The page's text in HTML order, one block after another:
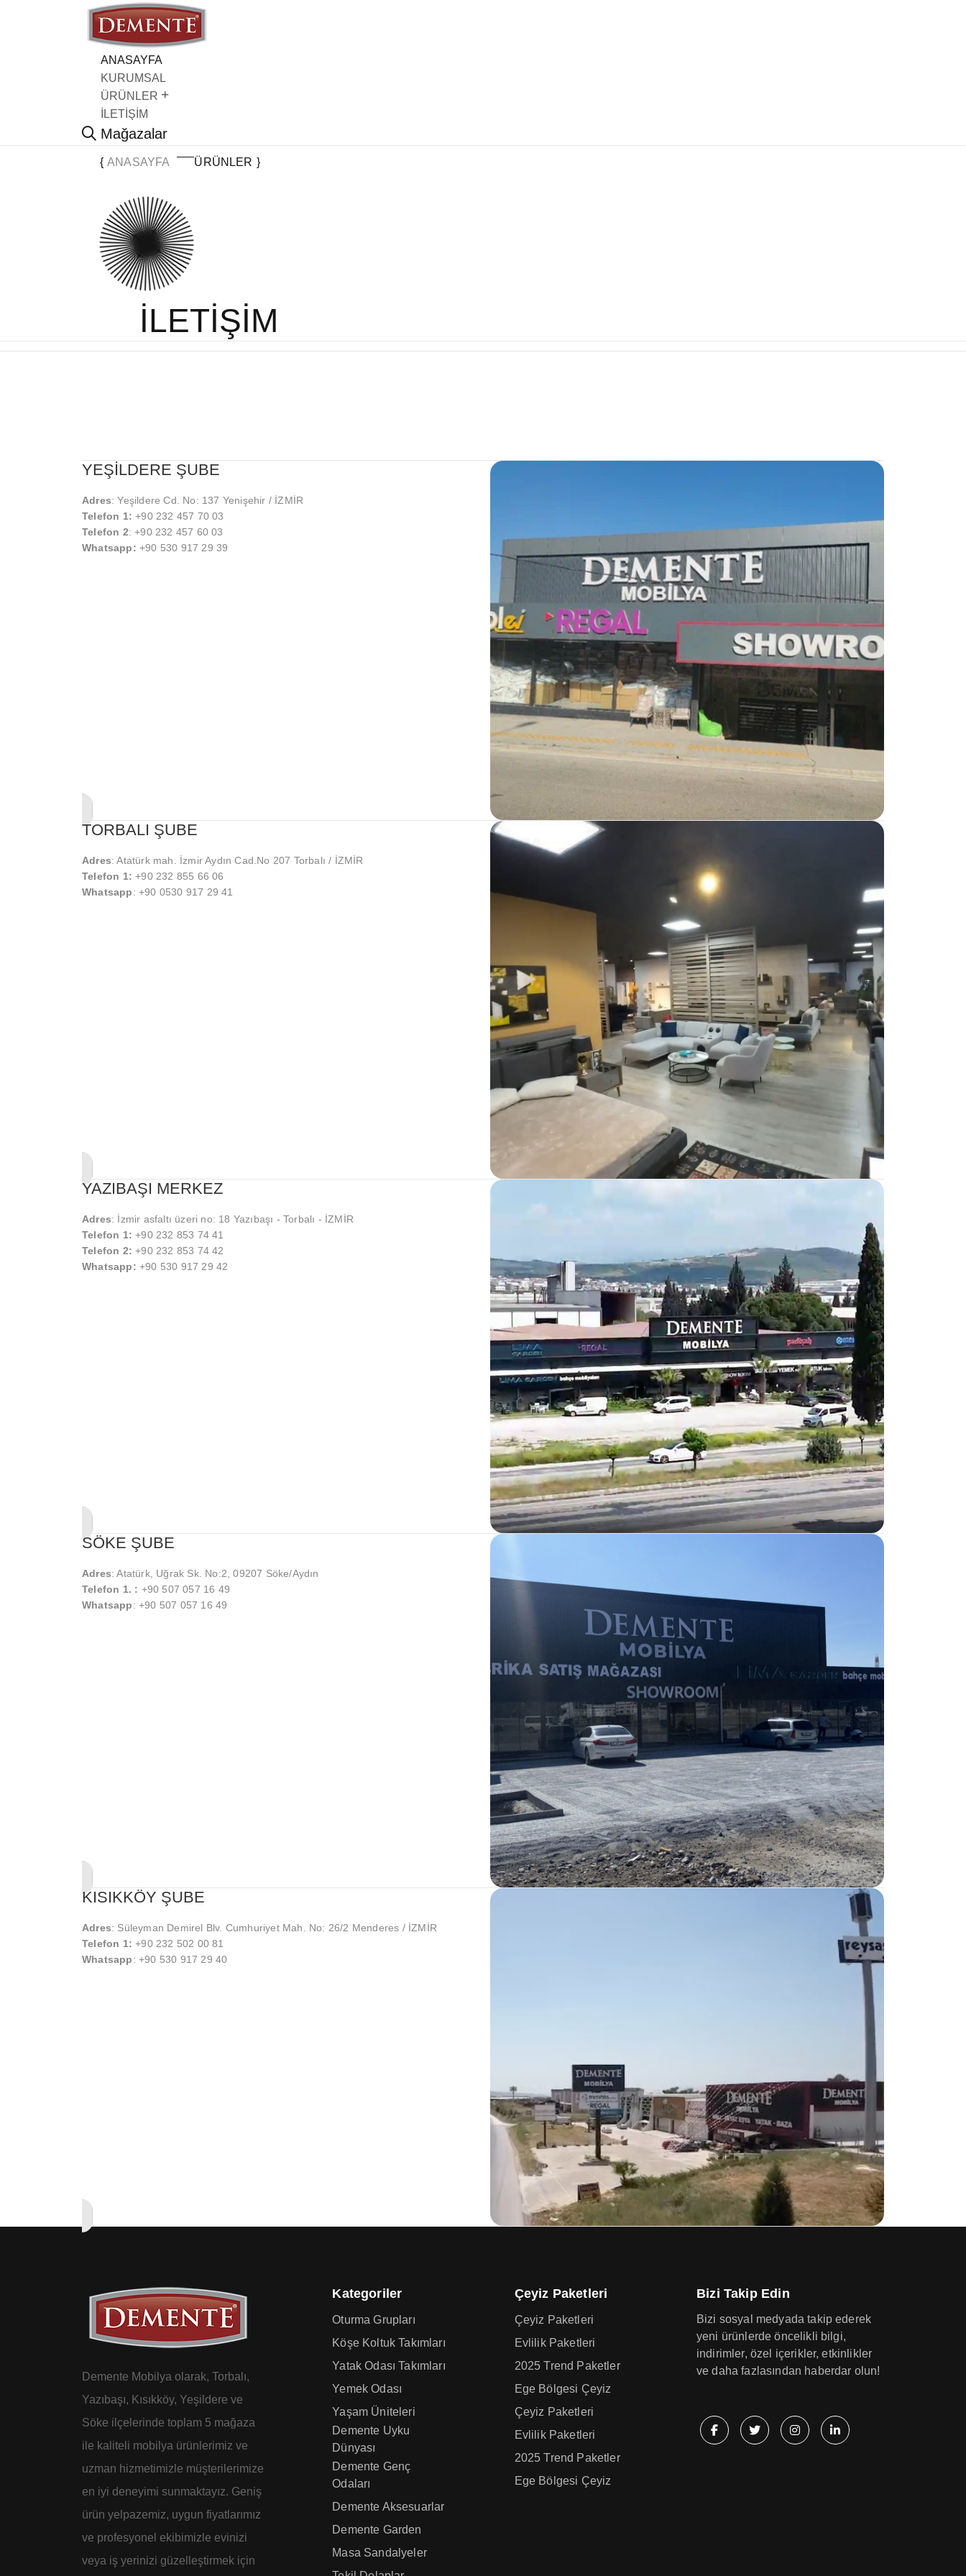
ANASAYFA
KURUMSAL
ÜRÜNLER
İLETİŞİM
Mağazalar
ANASAYFA ÜRÜNLER
İLETİŞİM
YEŞİLDERE ŞUBE
Adres: Yeşildere Cd. No: 137 Yenişehir / İZMİR
Telefon 1: +90 232 457 70 03
Telefon 2: +90 232 457 60 03
Whatsapp: +90 530 917 29 39
TORBALI ŞUBE
Adres: Atatürk mah. İzmir Aydın Cad.No 207 Torbalı / İZMİR
Telefon 1: +90 232 855 66 06
Whatsapp: +90 0530 917 29 41
YAZIBAŞI MERKEZ
Adres: İzmir asfaltı üzeri no: 18 Yazıbaşı - Torbalı - İZMİR
Telefon 1: +90 232 853 74 41
Telefon 2: +90 232 853 74 42
Whatsapp: +90 530 917 29 42
SÖKE ŞUBE
Adres: Atatürk, Uğrak Sk. No:2, 09207 Söke/Aydın
Telefon 1. : +90 507 057 16 49
Whatsapp: +90 507 057 16 49
KISIKKÖY ŞUBE
Adres: Süleyman Demirel Blv. Cumhuriyet Mah. No: 26/2 Menderes / İZMİR
Telefon 1: +90 232 502 00 81
Whatsapp: +90 530 917 29 40
Demente Mobilya olarak, Torbalı,
Yazıbaşı, Kısıkköy, Yeşildere ve
Söke ilçelerinde toplam 5 mağaza
ile kaliteli mobilya ürünlerimiz ve
uzman hizmetimizle müşterilerimize
en iyi deneyimi sunmaktayız. Geniş
ürün yelpazemiz, uygun fiyatlarımız
ve profesyonel ekibimizle evinizi
veya iş yerinizi güzelleştirmek için
Kategoriler
Oturma Grupları
Köşe Koltuk Takımları
Yatak Odası Takımları
Yemek Odası
Yaşam Üniteleri
Demente Uyku
Dünyası
Demente Genç
Odaları
Demente Aksesuarlar
Demente Garden
Masa Sandalyeler
Çeyiz Paketleri
Çeyiz Paketleri
Evlilik Paketleri
2025 Trend Paketler
Ege Bölgesi Çeyiz
Çeyiz Paketleri
Evlilik Paketleri
2025 Trend Paketler
Ege Bölgesi Çeyiz
Bizi Takip Edin
Bizi sosyal medyada takip ederek
yeni ürünlerde öncelikli bilgi,
indirimler, özel içerikler, etkinlikler
ve daha fazlasından haberdar olun!